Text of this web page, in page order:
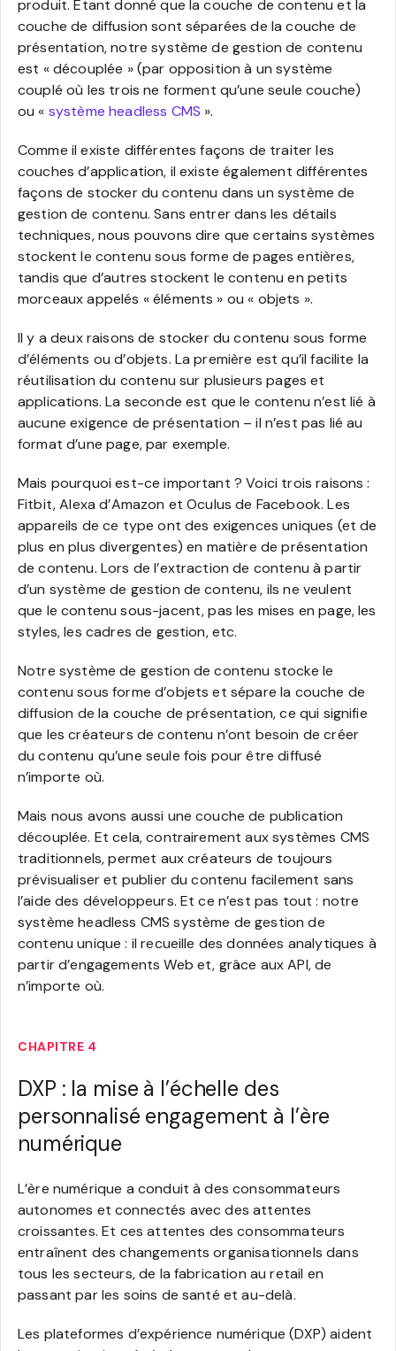
produit. Étant donné que la couche de contenu et la
couche de diffusion sont séparées de la couche de
présentation, notre système de gestion de contenu
est « découplée » (par opposition à un système
couplé où les trois ne forment qu’une seule couche)
ou « système headless CMS ».
Comme il existe différentes façons de traiter les
couches d’application, il existe également différentes
façons de stocker du contenu dans un système de
gestion de contenu. Sans entrer dans les détails
techniques, nous pouvons dire que certains systèmes
stockent le contenu sous forme de pages entières,
tandis que d’autres stockent le contenu en petits
morceaux appelés « éléments » ou « objets ».
Il y a deux raisons de stocker du contenu sous forme
d’éléments ou d’objets. La première est qu’il facilite la
réutilisation du contenu sur plusieurs pages et
applications. La seconde est que le contenu n’est lié à
aucune exigence de présentation – il n’est pas lié au
format d’une page, par exemple.
Mais pourquoi est-ce important ? Voici trois raisons :
Fitbit, Alexa d’Amazon et Oculus de Facebook. Les
appareils de ce type ont des exigences uniques (et de
plus en plus divergentes) en matière de présentation
de contenu. Lors de l’extraction de contenu à partir
d’un système de gestion de contenu, ils ne veulent
que le contenu sous-jacent, pas les mises en page, les
styles, les cadres de gestion, etc.
Notre système de gestion de contenu stocke le
contenu sous forme d’objets et sépare la couche de
diffusion de la couche de présentation, ce qui signifie
que les créateurs de contenu n’ont besoin de créer
du contenu qu’une seule fois pour être diffusé
n’importe où.
Mais nous avons aussi une couche de publication
découplée. Et cela, contrairement aux systèmes CMS
traditionnels, permet aux créateurs de toujours
prévisualiser et publier du contenu facilement sans
l’aide des développeurs. Et ce n’est pas tout : notre
système headless CMS système de gestion de
contenu unique : il recueille des données analytiques à
partir d’engagements Web et, grâce aux API, de
n’importe où.
CHAPITRE 4
DXP : la mise à l’échelle des
personnalisé engagement à l’ère
numérique
L’ère numérique a conduit à des consommateurs
autonomes et connectés avec des attentes
croissantes. Et ces attentes des consommateurs
entraînent des changements organisationnels dans
tous les secteurs, de la fabrication au retail en
passant par les soins de santé et au-delà.
Les plateformes d’expérience numérique (DXP) aident